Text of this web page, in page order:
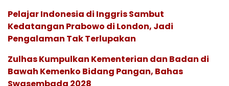
Pelajar Indonesia di Inggris Sambut
Kedatangan Prabowo di London, Jadi
Pengalaman Tak Terlupakan
Zulhas Kumpulkan Kementerian dan Badan di
Bawah Kemenko Bidang Pangan, Bahas
Swasembada 2028